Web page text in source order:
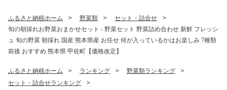
ふるさと納税ホーム 野菜類
セット・詰合せ
旬の朝採れお野菜おまかせセット - 野菜セット 野菜詰め合わせ 新鮮 フレッシ
ュ 旬の野菜 朝採れ 国産 熊本県産 お任せ 何が入っているかはお楽しみ 7種類
前後 おすすめ 熊本県 甲佐町【価格改定】
ふるさと納税ホーム ランキング
野菜類ランキング
セット・詰合せランキング